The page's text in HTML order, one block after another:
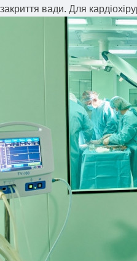
закриття вади. Для